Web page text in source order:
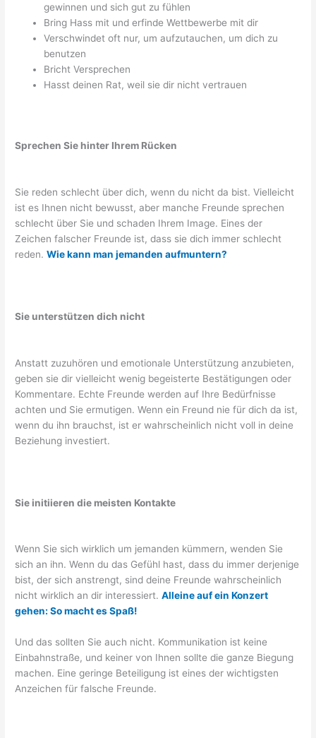
gewinnen und sich gut zu fühlen
Bring Hass mit und erfinde Wettbewerbe mit dir
Verschwindet oft nur, um aufzutauchen, um dich zu
benutzen
Bricht Versprechen
Hasst deinen Rat, weil sie dir nicht vertrauen
Sprechen Sie hinter Ihrem Rücken
Sie reden schlecht über dich, wenn du nicht da bist. Vielleicht
ist es Ihnen nicht bewusst, aber manche Freunde sprechen
schlecht über Sie und schaden Ihrem Image. Eines der
Zeichen falscher Freunde ist, dass sie dich immer schlecht
reden.Wie kann man jemanden aufmuntern?
Sie unterstützen dich nicht
Anstatt zuzuhören und emotionale Unterstützung anzubieten,
geben sie dir vielleicht wenig begeisterte Bestätigungen oder
Kommentare. Echte Freunde werden auf Ihre Bedürfnisse
achten und Sie ermutigen. Wenn ein Freund nie für dich da ist,
wenn du ihn brauchst, ist er wahrscheinlich nicht voll in deine
Beziehung investiert.
Sie initiieren die meisten Kontakte
Wenn Sie sich wirklich um jemanden kümmern, wenden Sie
sich an ihn. Wenn du das Gefühl hast, dass du immer derjenige
bist, der sich anstrengt, sind deine Freunde wahrscheinlich
nicht wirklich an dir interessiert.Alleine auf ein Konzert
gehen: So macht es Spaß!
Und das sollten Sie auch nicht. Kommunikation ist keine
Einbahnstraße, und keiner von Ihnen sollte die ganze Biegung
machen. Eine geringe Beteiligung ist eines der wichtigsten
Anzeichen für falsche Freunde.